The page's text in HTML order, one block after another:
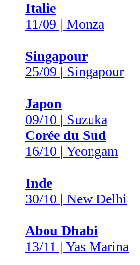
Italie
11/09 | Monza
Singapour
25/09 | Singapour
Japon
09/10 | Suzuka
Corée du Sud
16/10 | Yeongam
Inde
30/10 | New Delhi
Abou Dhabi
13/11 | Yas Marina